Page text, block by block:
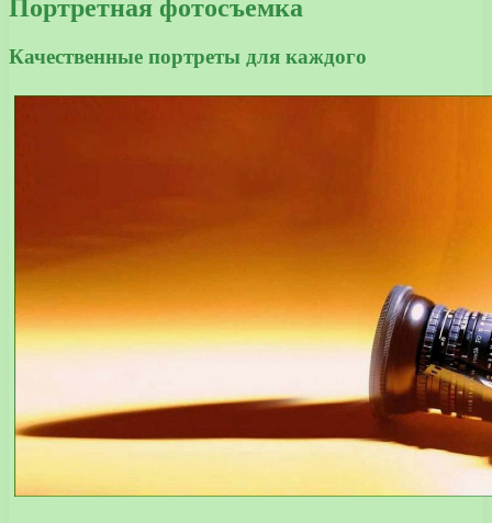
Портретная фотосъемка
Качественные портреты для каждого